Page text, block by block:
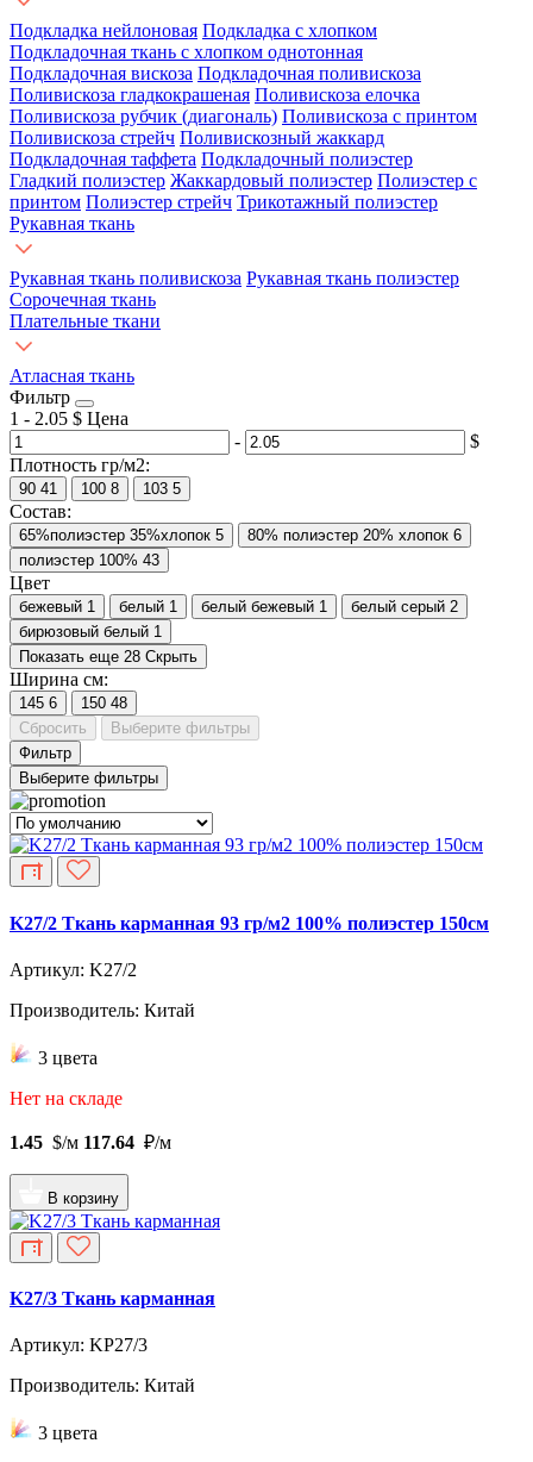
Подкладка нейлоновая Подкладка с хлопком
Подкладочная ткань с хлопком однотонная
Подкладочная вискоза Подкладочная поливискоза
Поливискоза гладкокрашеная Поливискоза елочка
Поливискоза рубчик (диагональ) Поливискоза с принтом
Поливискоза стрейч Поливискозный жаккард
Подкладочная таффета Подкладочный полиэстер
Гладкий полиэстер Жаккардовый полиэстер Полиэстер с
принтом Полиэстер стрейч Трикотажный полиэстер
Рукавная ткань
Рукавная ткань поливискоза Рукавная ткань полиэстер
Сорочечная ткань
Плательные ткани
Атласная ткань
Фильтр
1 - 2.05 $ Цена
-
$
Плотность гр/м2:
90 41 100 8 103 5
Состав:
65%полиэстер 35%хлопок 5 80% полиэстер 20% хлопок 6
полиэстер 100% 43
Цвет
бежевый 1 белый 1 белый бежевый 1 белый серый 2
бирюзовый белый 1
Показать еще 28 Скрыть
Ширина см:
145 6 150 48
Сбросить
Выберите фильтры
Фильтр
Выберите фильтры
K27/2 Ткань карманная 93 гр/м2 100% полиэстер 150см
Артикул: K27/2
Производитель: Китай
3 цвета
Нет на складе
1.45 $/м 117.64 ₽/м
В корзину
K27/3 Ткань карманная
Артикул: KP27/3
Производитель: Китай
3 цвета